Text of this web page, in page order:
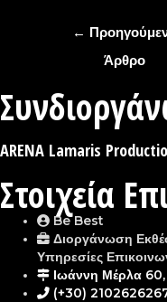
Πλοήγηση
←
Άρθρο
ARENA Lamaris
Στοιχεία
Be Best
Διοργάνωση
Υπηρεσίες
Ιωάννη Μέρλα 60,
(+30)